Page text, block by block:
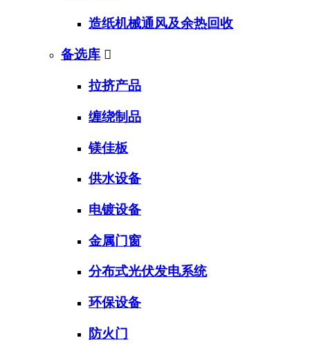
造纸机械通风及余热回收
备选库 
拉挤产品
缠绕制品
镁佳板
供水设备
电镀设备
金属门窗
分布式光伏发电系统
环保设备
防火门